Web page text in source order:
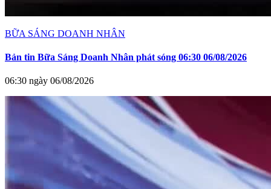
BỮA SÁNG DOANH NHÂN
Bản tin Bữa Sáng Doanh Nhân phát sóng 06:30 06/08/2026
06:30 ngày 06/08/2026